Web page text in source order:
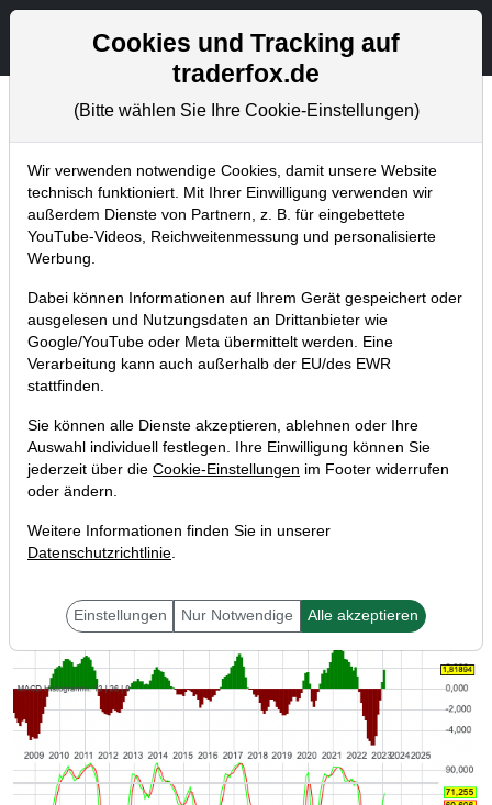
Aktien- und Artikelsuche
Chartanalysen
Home Blog Chartanalysen
Chartanalyse Siemens: Nach
starken Zahlen endlich zugreifen?
11.02.2023 um 12:11 Uhr | P. Uhlschmied
Cookies und Tracking auf
traderfox.de
(Bitte wählen Sie Ihre Cookie-Einstellungen)
Wir verwenden notwendige Cookies, damit unsere Website
technisch funktioniert. Mit Ihrer Einwilligung verwenden wir
außerdem Dienste von Partnern, z. B. für eingebettete
YouTube-Videos, Reichweitenmessung und personalisierte
Werbung.
Dabei können Informationen auf Ihrem Gerät gespeichert oder
ausgelesen und Nutzungsdaten an Drittanbieter wie
Google/YouTube oder Meta übermittelt werden. Eine
Verarbeitung kann auch außerhalb der EU/des EWR
stattfinden.
Sie können alle Dienste akzeptieren, ablehnen oder Ihre
Auswahl individuell festlegen. Ihre Einwilligung können Sie
jederzeit über die Cookie-Einstellungen im Footer widerrufen
oder ändern.
Weitere Informationen finden Sie in unserer
Datenschutzrichtlinie.
Einstellungen Nur Notwendige Alle akzeptieren